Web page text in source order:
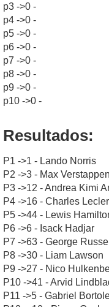
p3 ->0 -
p4 ->0 -
p5 ->0 -
p6 ->0 -
p7 ->0 -
p8 ->0 -
p9 ->0 -
p10 ->0 -
Resultados:
P1 ->1 - Lando Norris
P2 ->3 - Max Verstappen
P3 ->12 - Andrea Kimi
P4 ->16 - Charles
P5 ->44 - Lewis
P6 ->6 - Isack Hadjar
P7 ->63 - George Russell
P8 ->30 - Liam Lawson
P9 ->27 - Nico
P10 ->41 - Arvid
P11 ->5 - Gabriel